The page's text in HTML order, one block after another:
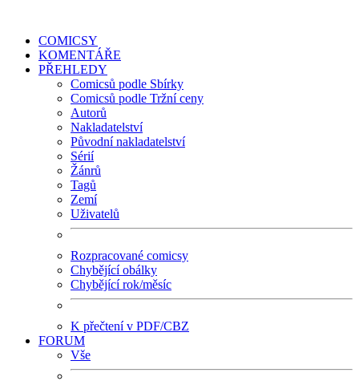
COMICSY
KOMENTÁŘE
PŘEHLEDY
Comicsů podle Sbírky
Comicsů podle Tržní ceny
Autorů
Nakladatelství
Původní nakladatelství
Sérií
Žánrů
Tagů
Zemí
Uživatelů
Rozpracované comicsy
Chybějící obálky
Chybějící rok/měsíc
K přečtení v PDF/CBZ
FORUM
Vše